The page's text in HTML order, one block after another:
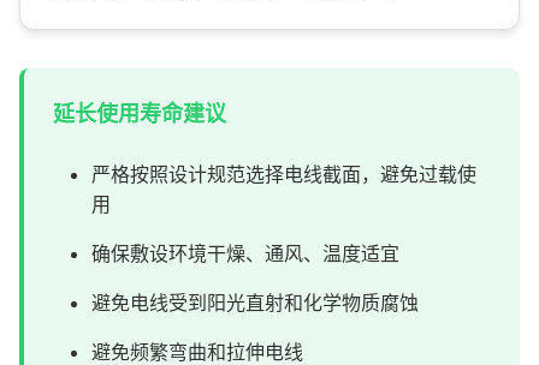
延长使用寿命建议
严格按照设计规范选择电线截面，避免过载使
用
确保敷设环境干燥、通风、温度适宜
避免电线受到阳光直射和化学物质腐蚀
避免频繁弯曲和拉伸电线